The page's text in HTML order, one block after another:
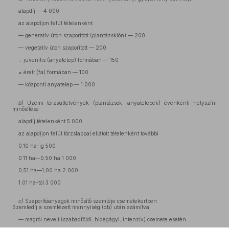
alapdíj — 4 000
az alapdíjon felül tételenként
— generatív úton szaporított (plantázsklón) — 200
— vegetatív úton szaporított — 200
= juvenilis (anyatelep) formában — 150
= érett (fa) formában — 100
— központi anyatelep — 1 000
b) Üzemi törzsültetvények (plantázsok, anyatelepek) évenkénti helyszíni
minősítése
alapdíj tételenként 5 000
az alapdíjon felül törzslappal ellátott tételenként további
0,10 ha-ig 500
0,11 ha—0,50 ha 1 000
0,51 ha—1,00 ha 2 000
1,01 ha-tól 3 000
c) Szaporítóanyagok minősítő szemléje csemetekertben
Szemledíj a szemlézett mennyiség (db) után számítva
— magról nevelt (szabadföldi, hidegágyi, intenzív) csemete esetén